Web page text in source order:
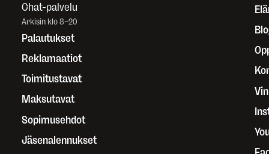
Chat-palvelu
Arkisin klo 8–20
Palautukset
Reklamaatiot
Toimitustavat
Maksutavat
Sopimusehdot
Jäsenalennukset